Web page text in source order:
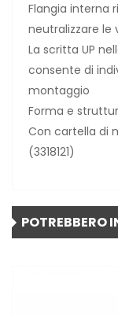
Flangia interna
neutralizzare le
La scritta UP
consente di
montaggio
Forma e
Con cartella di
(3318121)
POTREBBERO